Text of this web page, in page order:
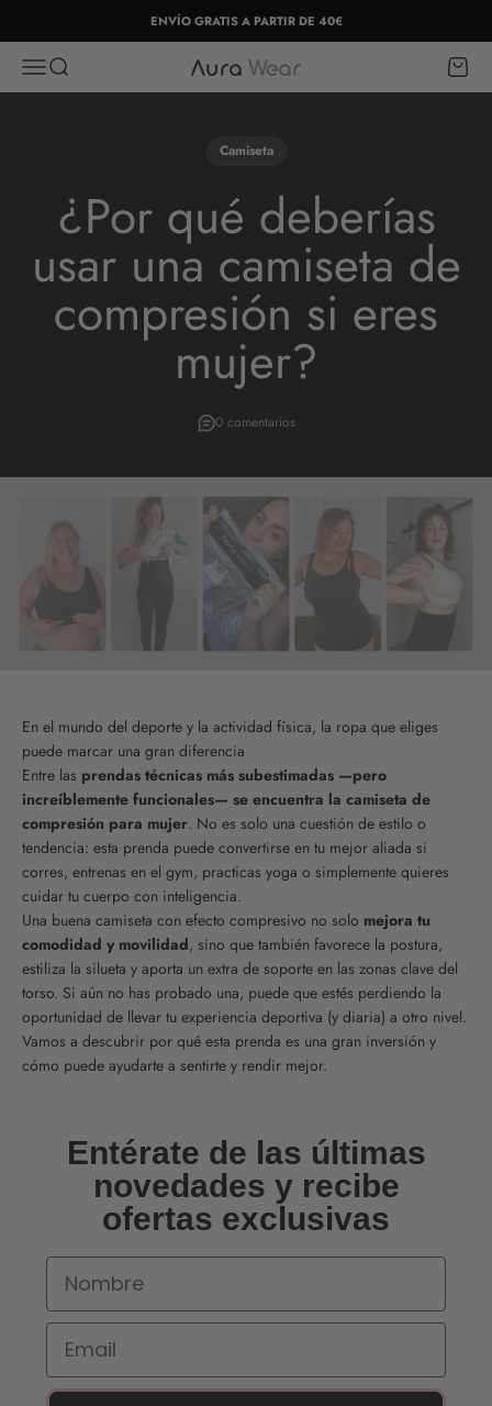
ENVÍO GRATIS A PARTIR DE 40€
Abrir menú de navegación
Abrir búsqueda Aura Wear Abrir
Camiseta
¿Por qué deberías
usar una camiseta de
compresión si eres
mujer?
0 comentarios
En el mundo del deporte y la actividad física, la ropa que eliges
puede marcar una gran diferencia
Entre las prendas técnicas más subestimadas —pero
increíblemente funcionales— se encuentra la camiseta de
compresión para mujer. No es solo una cuestión de estilo o
tendencia: esta prenda puede convertirse en tu mejor aliada si
corres, entrenas en el gym, practicas yoga o simplemente quieres
cuidar tu cuerpo con inteligencia.
Una buena camiseta con efecto compresivo no solo mejora tu
comodidad y movilidad, sino que también favorece la postura,
estiliza la silueta y aporta un extra de soporte en las zonas clave del
torso. Si aún no has probado una, puede que estés perdiendo la
oportunidad de llevar tu experiencia deportiva (y diaria) a otro nivel.
Vamos a descubrir por qué esta prenda es una gran inversión y
cómo puede ayudarte a sentirte y rendir mejor.
Entérate de las últimas
novedades y recibe
ofertas exclusivas
Nombre
Email